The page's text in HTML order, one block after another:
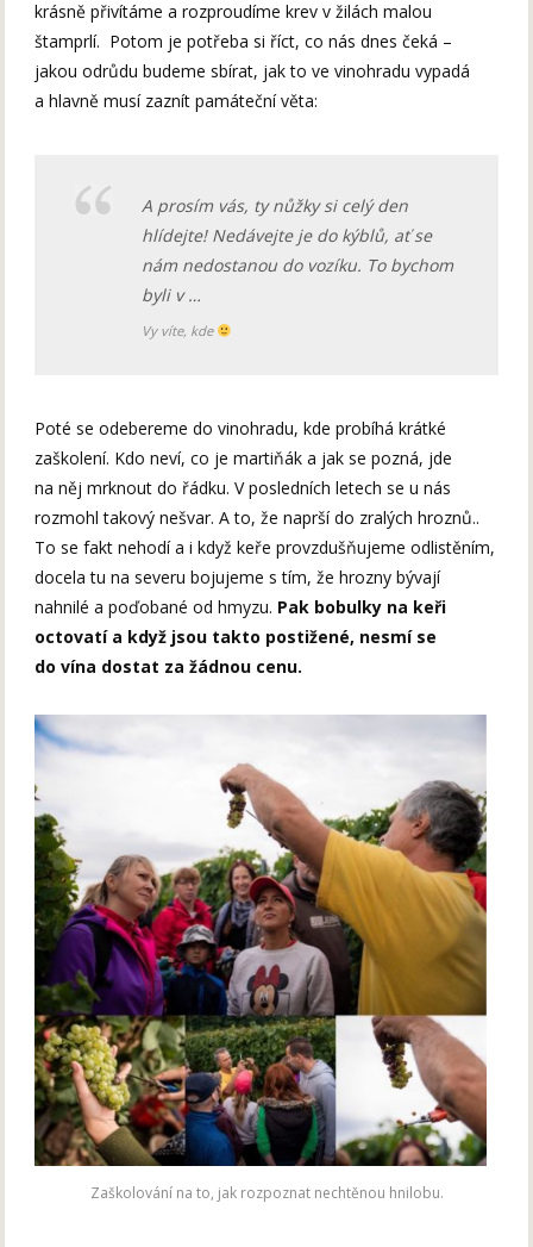
krásně přivítáme a rozproudíme krev v žilách malou
štamprlí. Potom je potřeba si říct, co nás dnes čeká –
jakou odrůdu budeme sbírat, jak to ve vinohradu vypadá
a hlavně musí zaznít památeční věta:
A prosím vás, ty nůžky si celý den
hlídejte! Nedávejte je do kýblů, ať se
nám nedostanou do vozíku. To bychom
byli v …
Vy víte, kde
Poté se odebereme do vinohradu, kde probíhá krátké
zaškolení. Kdo neví, co je martiňák a jak se pozná, jde
na něj mrknout do řádku. V posledních letech se u nás
rozmohl takový nešvar. A to, že naprší do zralých hroznů..
To se fakt nehodí a i když keře provzdušňujeme odlistěním,
docela tu na severu bojujeme s tím, že hrozny bývají
nahnilé a poďobané od hmyzu. Pak bobulky na keři
octovatí a když jsou takto postižené, nesmí se
do vína dostat za žádnou cenu.
Zaškolování na to, jak rozpoznat nechtěnou hnilobu.